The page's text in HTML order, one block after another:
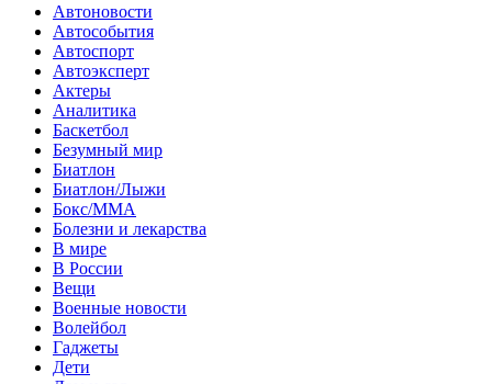
Автоновости
Автособытия
Автоспорт
Автоэксперт
Актеры
Аналитика
Баскетбол
Безумный мир
Биатлон
Биатлон/Лыжи
Бокс/MMA
Болезни и лекарства
В мире
В России
Вещи
Военные новости
Волейбол
Гаджеты
Дети